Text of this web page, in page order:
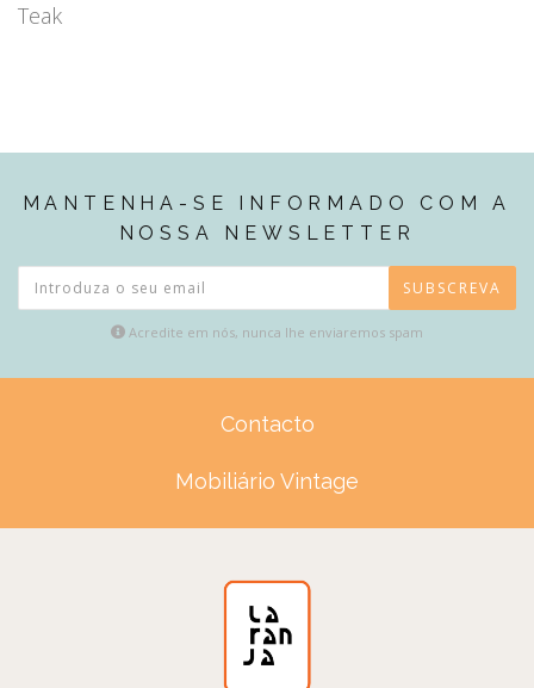
Teak
MANTENHA-SE INFORMADO COM A
NOSSA NEWSLETTER
SUBSCREVA
Acredite em nós, nunca lhe enviaremos spam
Contacto
Mobiliário Vintage